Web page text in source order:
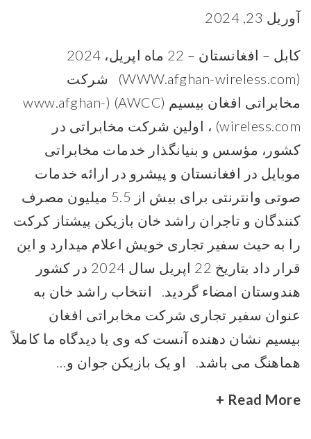
آوریل 23, 2024
کابل – افغانستان – 22 ماه اپریل، 2024
(WWW.afghan-wireless.com) شرکت
مخابراتی افغان بیسیم (AWCC) (www.afghan-
wireless.com) ، اولین شرکت مخابراتی در
کشور، مؤسس و بنیانگذار خدمات مخابراتی
موبایل در افغانستان و پیشرو در ارائه خدمات
صوتی وانترنتی برای بیش از 5.5 میلیون مصرف
کنندگان و تاجران راشد خان بازیکن پیشتاز کرکت
را به حیث سفیر تجاری خویش اعلام میدارد و این
قرار داد بتاریخ 22 اپریل سال 2024 در کشور
هندوستان امضاء گردید. انتخاب راشد خان به
عنوان سفیر تجاری شرکت مخابراتی افغان
بیسیم نشان دهنده آنست که وی با دیدگاه ما کاملاً
هماهنگ می باشد. او یک بازیکن جوان و…
Read More +